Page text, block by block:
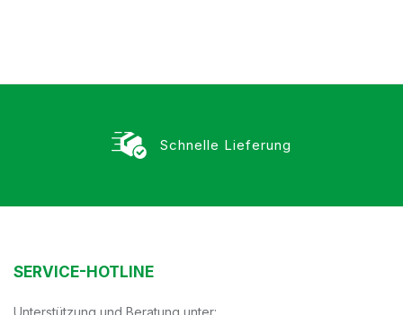
Schnelle Lieferung
SERVICE-HOTLINE